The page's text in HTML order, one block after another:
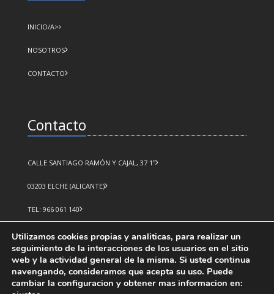
INICIO/A>
NOSOTROS
CONTACTO
Contacto
CALLE SANTIAGO RAMÓN Y CAJAL, 37 1º
03203 ELCHE (ALICANTE)
TEL: 966 061 140
FAX: 966 266 970
EMAIL: INFO@WISPCONTROL.COM
Utilizamos cookies propias y analiticas, para realizar un
seguimiento de la interacciones de los usuarios en el sitio
web y la actividad general de la misma. Si usted continua
navengando, consideramos que acepta su uso. Puede
cambiar la configuracion y obtener mas informacion en: